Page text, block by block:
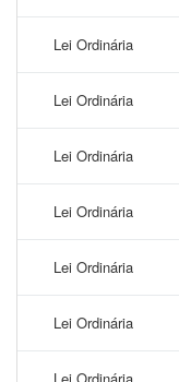
Lei Ordinária
Lei Ordinária
Lei Ordinária
Lei Ordinária
Lei Ordinária
Lei Ordinária